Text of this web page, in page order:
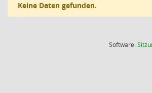
Keine Daten gefunden.
Software: